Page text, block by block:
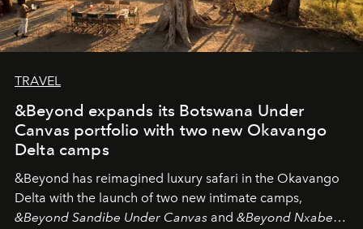
TRAVEL
&Beyond expands its Botswana Under
Canvas portfolio with two new Okavango
Delta camps
&Beyond has reimagined luxury safari in the Okavango
Delta with the launch of two new intimate camps,
&Beyond Sandibe Under Canvas and &Beyond Nxabega